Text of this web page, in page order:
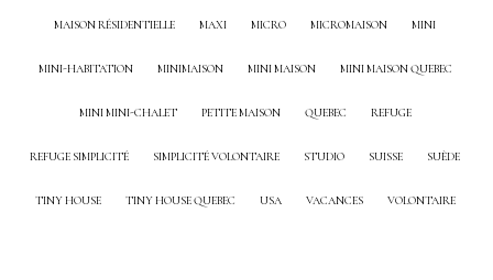
MAISON RÉSIDENTIELLE MAXI MICRO MICROMAISON MINI
MINI-HABITATION MINIMAISON MINI MAISON MINI MAISON QUEBEC
MINI MINI-CHALET PETITE MAISON QUEBEC REFUGE
REFUGE SIMPLICITÉ SIMPLICITÉ VOLONTAIRE STUDIO SUISSE SUÈDE
TINY HOUSE TINY HOUSE QUEBEC USA VACANCES VOLONTAIRE